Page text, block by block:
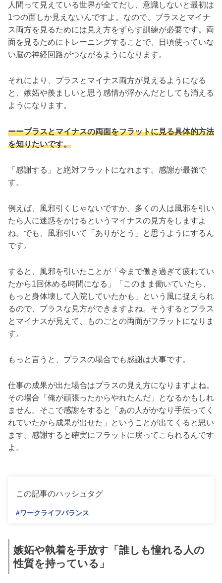
人間って見えている世界が全てだし、意識しないと最初は
1つの面しか見えないんですよ。なので、 プラスとマイナ
ス両方を見るためには見え方をずらす訓練が必要です。両
面を見るためにトレーニングすることで、日頃使っていな
い脳の神経回路がつながるようになります。
それにより、プラスとマイナス両方が見えるようになる
と、嫉妬や羨ましいと思う感情が浮かんだとしても消える
ようになります。
ーープラスとマイナスの両面をフラットに見る具体的方法
を知りたいです。
「感謝する」と絶対フラットになれま す。感謝が最強で
す。
例えば、風邪引くじゃないですか。多くの人は風邪を引い
たら人に迷惑をかけるというマイナスの見方をしますよ
ね。でも、風邪引いて「ありがとう」と思うようにするん
です。
すると、風邪を引いたことが「今まで働き過ぎて疲れてい
たから1回休める時間になる」「このまま働いていたら、
もっと身体壊して入院していたかも」という風に捉えられ
るので、プラスな見方ができますよね。そうするとプラス
とマイナスが見えて、ものごとの両面がフラットになりま
す。
もっと言うと、プラスの場合でも感謝は大事です。
仕事の成果が出た場合はプラスの見え方になりますよね。
その場合「俺が頑張ったからやれたんだ」となるかもしれ
ません。そこで感謝をすると「あの人がかなり手伝ってく
れていたから成果が出せた」ということが出てくると思い
ます。感謝すると確実にフラットに戻ってこられるんです
よ。
この記事のハッシュタグ
#ワークライフバランス
嫉妬や執着を手放す「誰しも憧れる人の
性質を持っている」